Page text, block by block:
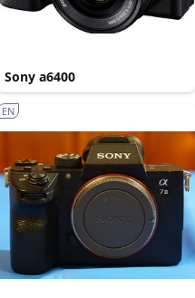
Sony a6400
EN